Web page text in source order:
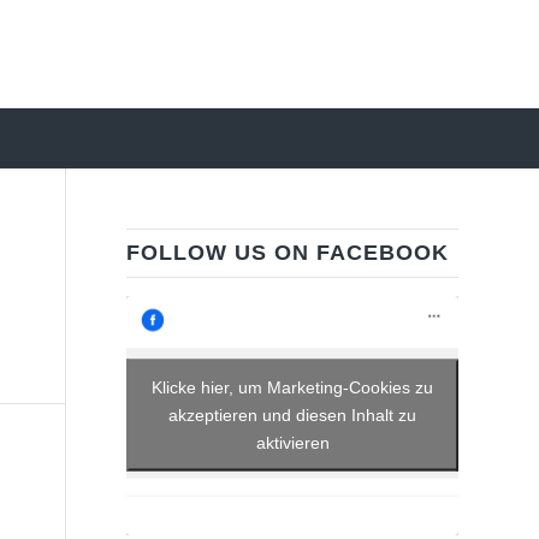
FOLLOW US ON FACEBOOK
Klicke hier, um Marketing-Cookies zu
akzeptieren und diesen Inhalt zu
aktivieren